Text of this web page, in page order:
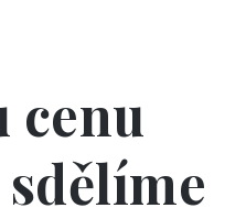
cenu